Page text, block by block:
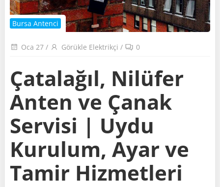
Bursa Antenci
Oca 27 / Görükle Elektrikçi / 0
Çatalağıl, Nilüfer
Anten ve Çanak
Servisi | Uydu
Kurulum, Ayar ve
Tamir Hizmetleri